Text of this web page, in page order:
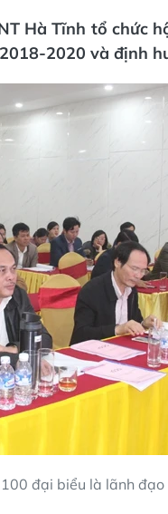
Hà Tĩnh tổ chức
2020 và định
đại biểu là lãnh